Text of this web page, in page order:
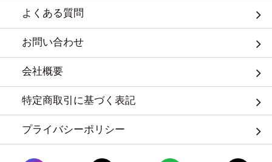
よくある質問
お問い合わせ
会社概要
特定商取引に基づく表記
プライバシーポリシー